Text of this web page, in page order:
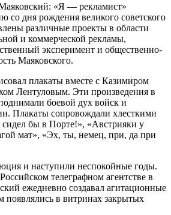
«‎Я — рекламист‎»
со дня рождения великого советского
различные проекты в области
и коммерческой рекламы,
эксперимент и общественно-
Маяковского.
плакаты вместе с Казимиром
Лентуловым. Эти произведения в
боевой дух войск и
Плакаты сопровождали хлесткими
бы в Порте!», «Австрияки у
мат», «Эх, ты, немец, при, да при
и наступили неспокойные годы.
телеграфном агентстве в
ежедневно создавал агитационные
появлялись в витринах закрытых